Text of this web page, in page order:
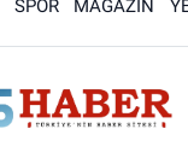
SPOR MAGAZİN